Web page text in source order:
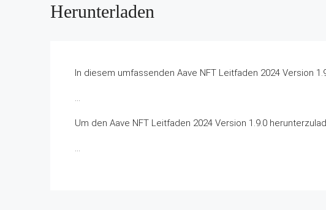
Herunterladen
In diesem umfassenden Aave NFT Leitfaden 2024 Version
…
Um den Aave NFT Leitfaden 2024 Version 1.9.0
…